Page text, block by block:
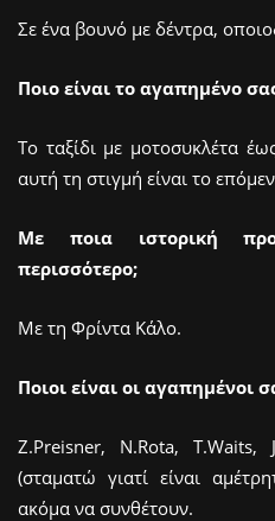
Σε ένα βουνό με δέντρα,
Ποιο είναι το αγαπημένο
Το ταξίδι με μοτοσυκλέτα
αυτή τη στιγμή είναι το
Με ποια ιστορική
περισσότερο;
Με τη Φρίντα Κάλο.
Ποιοι είναι οι αγαπημένοι
Ζ.Preisner, N.Rota, T.Waits,
(σταματώ γιατί είναι
ακόμα να συνθέτουν.